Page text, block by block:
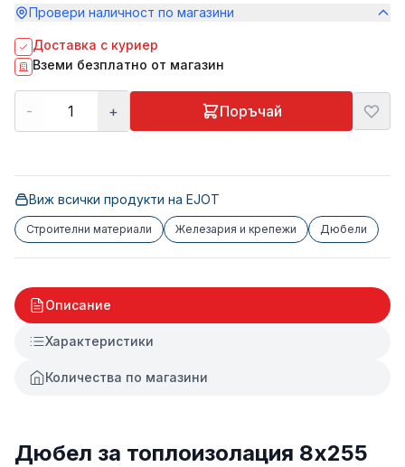
Провери наличност по магазини
Доставка с куриер
Вземи безплатно от магазин
- + Поръчай
Виж всички продукти на EJOT
Строителни материали Железария и крепежи Дюбели
Описание
Характеристики
Количества по магазини
Дюбел за топлоизолация 8x255